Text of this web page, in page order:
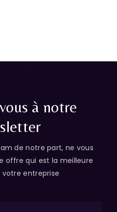
à notre
de notre part, ne vous
offre qui est la meilleure
entreprise